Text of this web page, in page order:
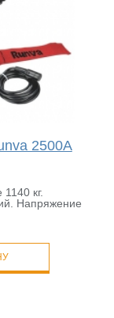
2500A
кг.
Напряжение